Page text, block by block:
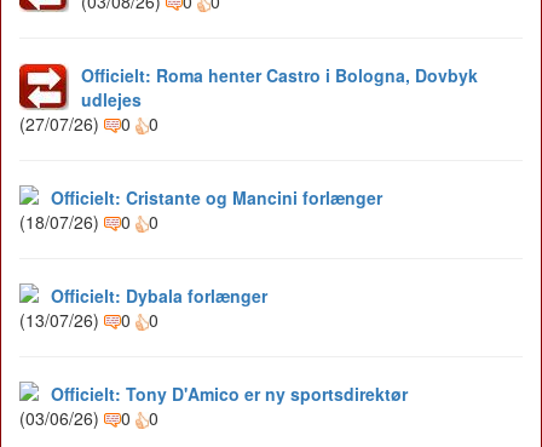
Officielt: Roma henter Castro i Bologna, Dovbyk
udlejes
(27/07/26)
0 0
Officielt: Cristante og Mancini forlænger
(18/07/26)
0 0
Officielt: Dybala forlænger
(13/07/26)
0 0
Officielt: Tony D'Amico er ny sportsdirektør
(03/06/26)
0 0